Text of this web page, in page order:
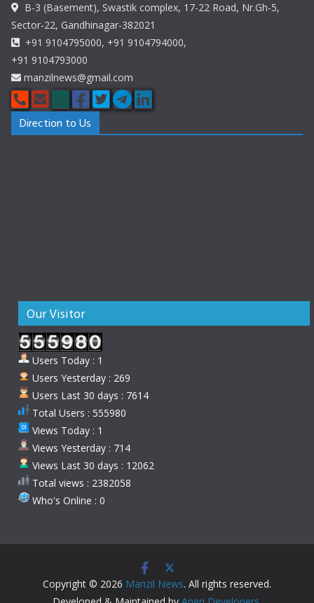
B-3 (Basement), Swastik complex, 17-22 Road, Nr.Gh-5,
Sector-22, Gandhinagar-382021
+91 9104795000, +91 9104794000,
+91 9104793000
manzilnews@gmail.com
Direction to Us
Our Visitor
Users Today : 1
Users Yesterday : 269
Users Last 30 days : 7614
Total Users : 555980
Views Today : 1
Views Yesterday : 714
Views Last 30 days : 12062
Total views : 2382058
Who's Online : 0
Copyright © 2026 Manzil News. All rights reserved.